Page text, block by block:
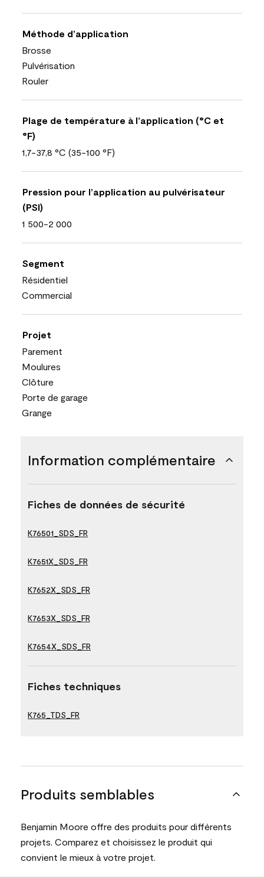
Méthode d’application
Brosse
Pulvérisation
Rouler
Plage de température à l’application (°C et
°F)
1,7-37,8 °C (35-100 °F)
Pression pour l’application au pulvérisateur
(PSI)
1 500-2 000
Segment
Résidentiel
Commercial
Projet
Parement
Moulures
Clôture
Porte de garage
Grange
Information complémentaire
Fiches de données de sécurité
K76501_SDS_FR
K7651X_SDS_FR
K7652X_SDS_FR
K7653X_SDS_FR
K7654X_SDS_FR
Fiches techniques
K765_TDS_FR
Produits semblables
Benjamin Moore offre des produits pour différents
projets. Comparez et choisissez le produit qui
convient le mieux à votre projet.